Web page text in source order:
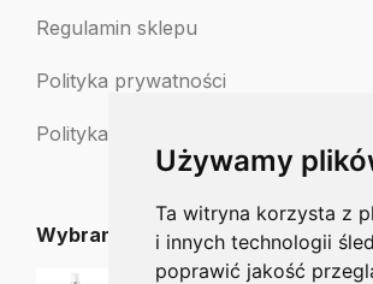
Używamy
Ta witryna korzysta z
i innych technologii
poprawić jakość
Regulamin sklepu
Polityka prywatności
Polityka zwrotów
Wybrane dla Ciebie